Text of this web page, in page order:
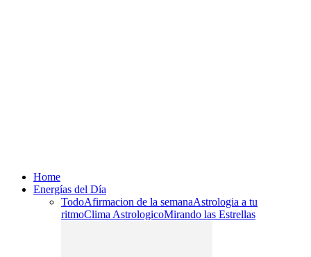
Home
Energías del Día
TodoAfirmacion de la semanaAstrologia a tu
ritmoClima AstrologicoMirando las Estrellas